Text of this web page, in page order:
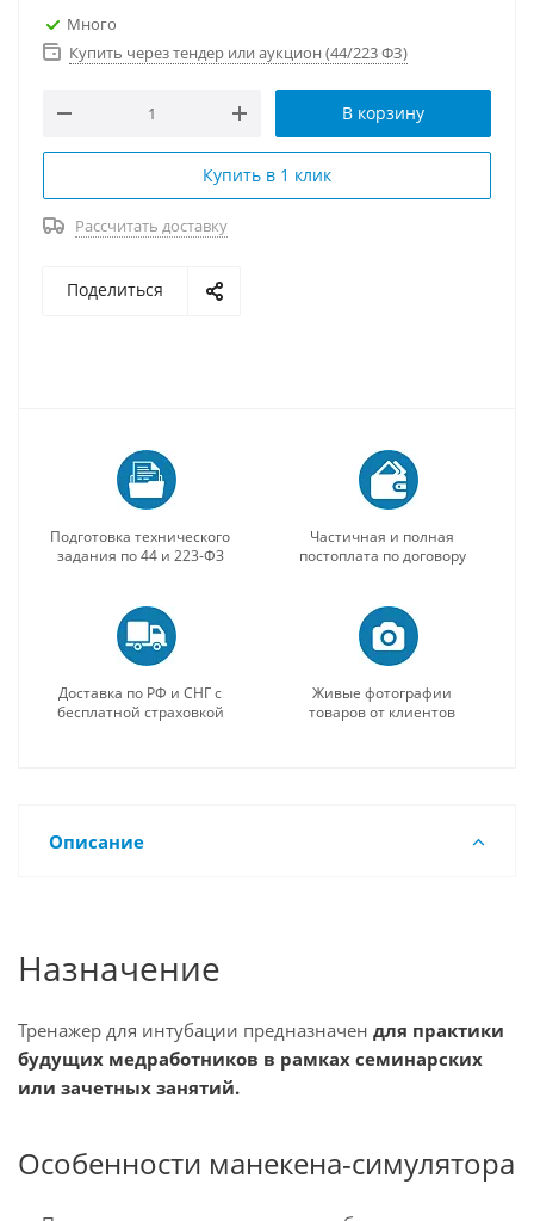
Отрабатываемые навыки включают
распознавание ларингоспазма, трахеотомию,
крикотиреотомию, различные методики
интубации и сердечную реанимацию.
Много
Купить через тендер или аукцион (44/223 ФЗ)
В корзину
Купить в 1 клик
Рассчитать доставку
Поделиться
Подготовка технического
задания по 44 и 223-ФЗ
Частичная и полная
постоплата по договору
Доставка по РФ и СНГ с
бесплатной страховкой
Живые фотографии
товаров от клиентов
Описание
Назначение
Тренажер для интубации предназначен для практики
будущих медработников в рамках семинарских
или зачетных занятий.
Особенности манекена-симулятора